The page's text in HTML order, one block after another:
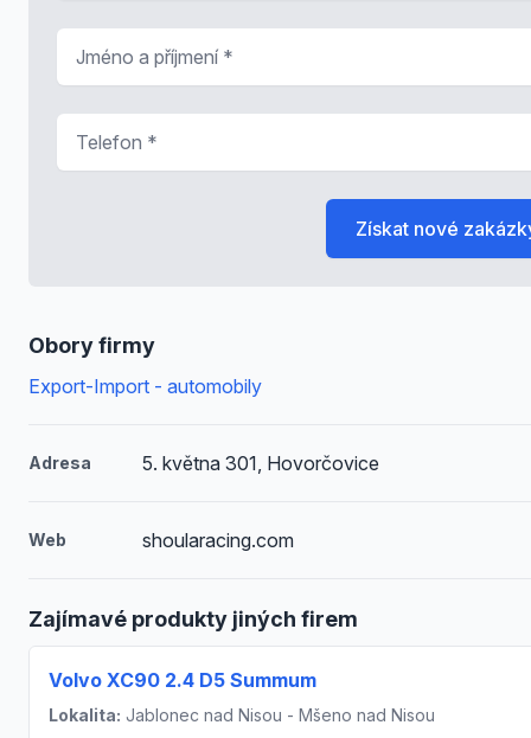
Obory firmy
Export-Import - automobily
Adresa 5. května 301, Hovorčovice
Web shoularacing.com
Zajímavé produkty jiných firem
Volvo XC90 2.4 D5 Summum
Lokalita: Jablonec nad Nisou - Mšeno nad Nisou
Získat nové